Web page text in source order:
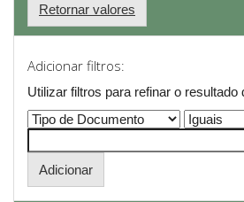
Retornar valores
Adicionar filtros:
Utilizar filtros para refinar o resultado